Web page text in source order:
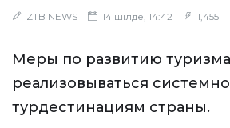
ZTB NEWS 14 шілде, 14:42 1,455
Меры по развитию
реализовываться
турдестинациям страны.